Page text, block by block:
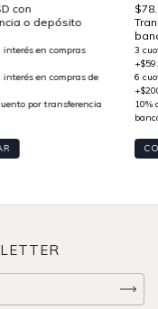
con
o depósito